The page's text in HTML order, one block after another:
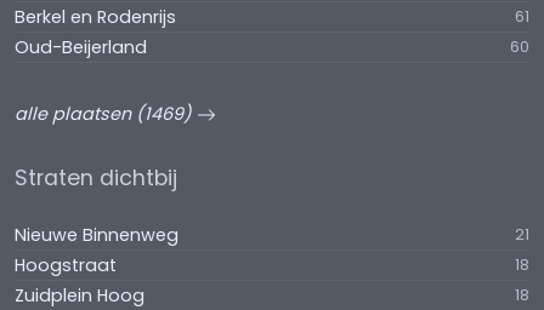
Berkel en Rodenrijs 61
Oud-Beijerland 60
alle plaatsen (1469)
Straten dichtbij
Nieuwe Binnenweg 21
Hoogstraat 18
Zuidplein Hoog 18